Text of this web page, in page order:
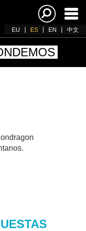
EU ES EN 中文